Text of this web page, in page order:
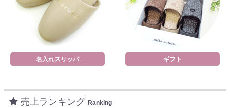
名入れスリッパ ギフト
売上ランキング Ranking